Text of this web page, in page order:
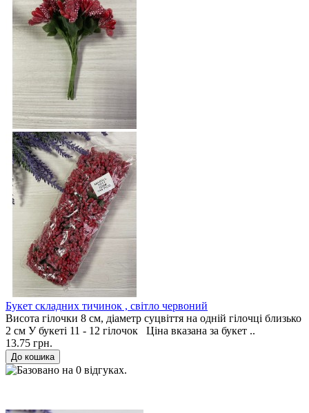
Букет складних тичинок , світло червоний
Висота гілочки 8 см, діаметр суцвіття на одній гілочці близько
2 см У букеті 11 - 12 гілочок Ціна вказана за букет ..
13.75 грн.